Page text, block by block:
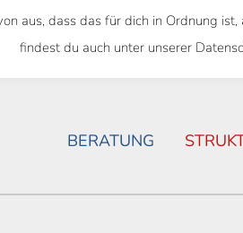
BUNDESWEITES TICKET
BERATUNG
aus, dass das für dich in Ordnung
findest du auch unter unserer